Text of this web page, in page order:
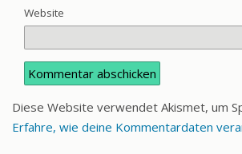
Website
Diese Website verwendet Akismet, um
Erfahre, wie deine Kommentardaten